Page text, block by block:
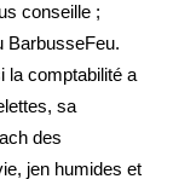
conseille ;
BarbusseFeu.
la comptabilité a
sa
des
jen humides et